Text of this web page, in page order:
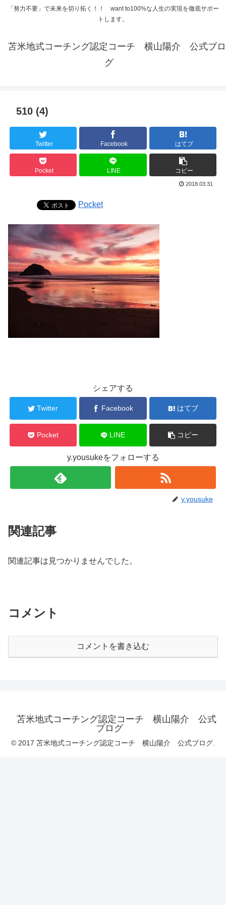
「努力不要」で未来を切り拓く！！ want to100%な人生の実現を徹底サポー
トします。
苫米地式コーチング認定コーチ 横山陽介 公式ブロ
グ
510 (4)
Twitter Facebook はてブ
Pocket LINE コピー
2018.03.31
Pocket
シェアする
Twitter Facebook はてブ
Pocket LINE コピー
y.yousukeをフォローする
y.yousuke
関連記事
関連記事は見つかりませんでした。
コメント
コメントを書き込む
苫米地式コーチング認定コーチ 横山陽介 公式
ブログ
© 2017 苫米地式コーチング認定コーチ 横山陽介 公式ブログ.